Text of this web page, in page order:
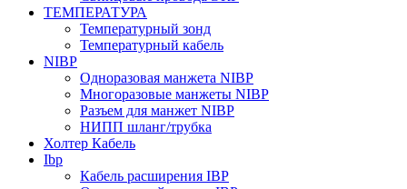
ТЕМПЕРАТУРА
Температурный зонд
Температурный кабель
NIBP
Одноразовая манжета NIBP
Многоразовые манжеты NIBP
Разъем для манжет NIBP
НИПП шланг/трубка
Холтер Кабель
Ibp
Кабель расширения IBP